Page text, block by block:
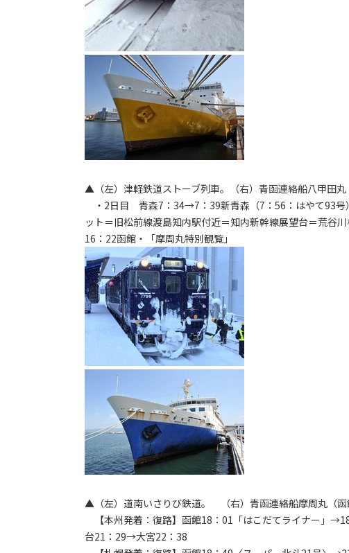
▲（左）津軽鉄道ストーブ列車。（右）青函連絡船八甲田丸
・2日目 青森7：34→7：39新青森（7：56：はやて93
ット＝旧松前線渡島知内駅付近＝知内新幹線展望台＝荒谷
16：22函館・「摩周丸特別観覧」
▲（左）道南いさりび鉄道。 （右）青函連絡船摩周丸（函
【本州発着：復路】函館18：01「はこだてライナー」
台21：29→大宮22：38